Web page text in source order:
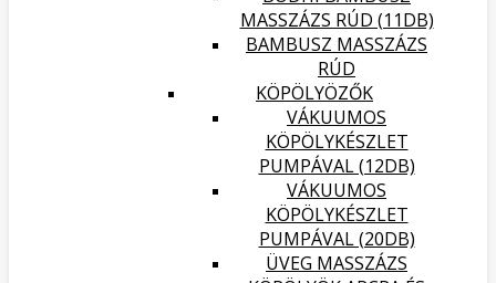
MASSZÁZS RÚD (11DB)
BAMBUSZ MASSZÁZS
RÚD
KÖPÖLYÖZŐK
VÁKUUMOS
KÖPÖLYKÉSZLET
PUMPÁVAL (12DB)
VÁKUUMOS
KÖPÖLYKÉSZLET
PUMPÁVAL (20DB)
ÜVEG MASSZÁZS